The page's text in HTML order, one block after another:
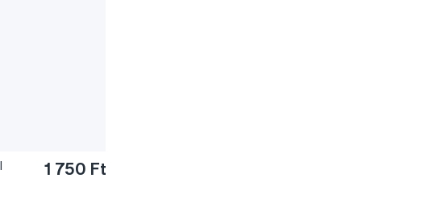
1 750 Ft